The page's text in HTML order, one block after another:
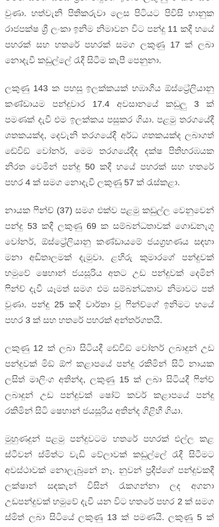
වුණා. හත්වැනි පිතිකරුවා ලෙස පිටියට පිවිසි භානුක
රාජපක්ෂ ශ්‍රී ලංකා ඉනිම නිමාවන විට පන්දු 11 කදී හයේ
පහරක් සහ හතරේ පහරක් සමග ලකුණු 17 ක් ලබා
නොදැවී කඩුල්ලේ රැදී සිටීම කැපී පෙනුනා.
ලකුණු 143 ක පහසු ඉලක්කයක් හඹාගිය ඕස්ට්‍රේලියානු
කණ්ඩායම පන්දුවාර 17.4 අවසානයේ කඩුලු 3 ක්
පමණක් දැවී එම ඉලක්කය පසුකර ගියා. පළමු තරගයේදී
ශතකයක්ද, දෙවැනි තරගයේදී අර්ධ ශතකයක්ද ලබාගත්
ඬේවිඞ් වෝනර්, මෙම තරගයේදීද දක්ෂ පිතිහරඹයක
නිරත වෙමින් පන්දු 50 කදී හයේ පහරක් සහ හතරේ
පහර 4 ක් සමග නොදැවී ලකුණු 57 ක් රැස්කළා.
නායක ෆින්ච් (37) සමග එක්ව පළමු කඩුල්ල වෙනුවෙන්
පන්දු 53 කදී ලකුණු 69 ක සම්බන්ධතාවක් ගොඩනැගූ
වෝනර්, ඕස්ට්‍රේලියානු කණ්ඩායමේ ජයග්‍රහණය සඳහා
මනා අඩිතාලමක් දැමුවා. ළහිරු කුමාරගේ පන්දුවක්
හමුවේ ෂෙහාන් ජයසූරිය අතට උඩ පන්දුවක් දෙමින්
ෆින්ච් දැවී යෑමත් සමග එම සම්බන්ධතාව නිමාවට පත්
වුණා. පන්දු 25 කදී වාර්තා වූ ෆින්ච්ගේ ඉනිමට හයේ
පහර 3 ක් සහ හතරේ පහරක් අන්තර්ගතයි.
ලකුණු 12 ක් ලබා සිටියදී ඬේවිඞ් වෝනර් ලබාදුන් උඩ
පන්දුවක් මිඞ් ඕෆ් කළාපයේ පන්දු රකිමින් සිටි නායක
ලසිත් මාලිංග අතින්ද, ලකුණු 15 ක් ලබා සිටියදී ෆින්ච්
ලබාදුන් උඩ පන්දුවක් ෂෝට් කවර් කළාපයේ පන්දු
රකිමින් සිටි ෂෙහාන් ජයසූරිය අතින්ද ගිළිහී ගියා.
මුහුණදුන් පළමු පන්දුවටම හතරේ පහරක් එල්ල කළ
ස්ටීවන් ස්මිත්ට වැඩි වේලාවක් කඩුල්ලේ රැදී සිටීමට
අවස්ථාවක් නොලැබුනේ නෑ. නුවන් ප්‍රදීප්ගේ පන්දුවකදී
ලක්ෂාන් සඳකැන් විසින් රැකගන්නා ලද අගනා
උඩපන්දුවක් හමුවේ දැවී යන විට හතරේ පහර 2 ක් සමග
ස්මිත් ලබා සිටියේ ලකුණු 13 ක් පමණයි. ලකුණු 5 ක්